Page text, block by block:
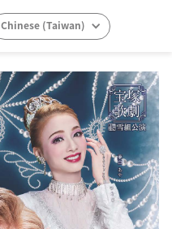
Chinese (Taiwan)